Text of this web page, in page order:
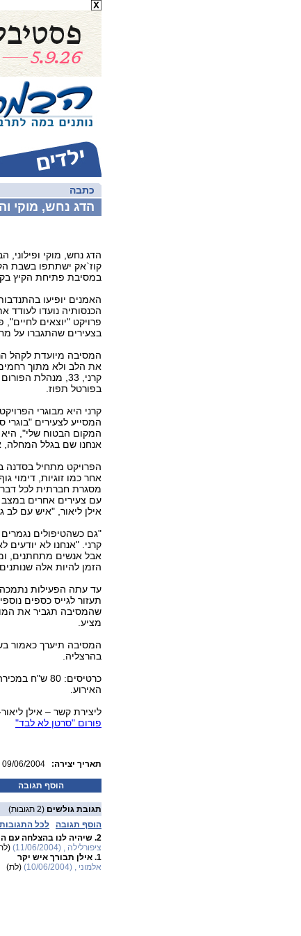
כתבה
הדג נחש, מוקי
הדג נחש, מוקי ופילוני,
במסיבת פתיחת הקיץ
האמנים יופיעו
הכנסותיה נועדו
פרויקט "יוצאים לחיים",
בצעירים שהתגברו על
המסיבה מיועדת לקהל
את הלב ולא מתוך
קרני, 33, מנהלת
בפורטל תפוז.
קרני היא מבוגרי
המסייע לצעירים
המקום הבטוח שלי", היא
אנחנו שם בגלל המחלה,
הפרויקט מתחיל
אחר כמו זוגיות, דימוי
מסגרת חברתית לכל
אילן ליאור, "איש עם לב
"גם כשהטיפולים
קרני. "אנחנו לא יודעים
אבל אנשים מתחתנים,
הזמן להיות אלה
עד עתה הפעילות
תעזור לגייס כספים
שהמסיבה תגביר את
מציע.
בהרצליה.
האירוע.
ליצירת קשר – אילן ליאור- 6868031-
פורום "סרטן לא לבד"
09/06/2004 :תאריך יצירה
הוסף תגובה
תגובת גולשים (2 תגובות)
הוסף תגובה
לכל התגובות
2. שיהיה לנו בהצלחה עם
ציפורלילה , (11/06/2004)
1. אילן תבורך איש יקר
אלמוני , (10/06/2004)
(לת)